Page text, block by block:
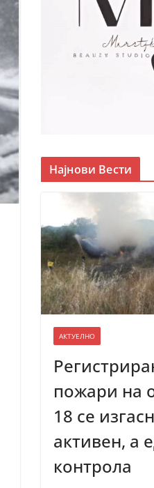
Најнови Вести
АКТУЕЛНО
пожари на
18 се
активен, а
контрола